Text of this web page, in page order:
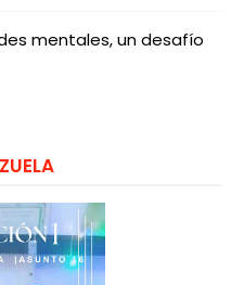
mentales, un desafío